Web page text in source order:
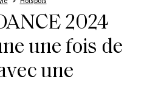
2024
une fois de
une